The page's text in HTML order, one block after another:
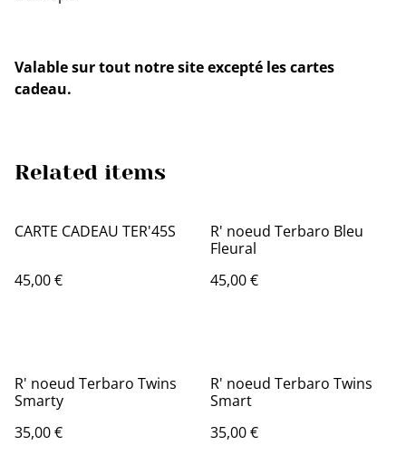
Valable sur tout notre site excepté les cartes
cadeau.
Related items
CARTE CADEAU TER'45S
45,00 €
R' noeud Terbaro Bleu
Fleural
45,00 €
R' noeud Terbaro Twins
Smarty
35,00 €
R' noeud Terbaro Twins
Smart
35,00 €